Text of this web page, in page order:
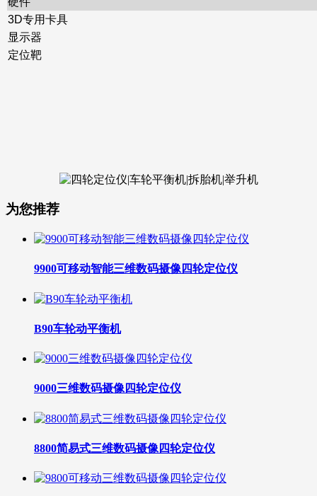
3D专用卡具
显示器
定位靶
为您推荐
9900可移动智能三维数码摄像四轮定位仪
B90车轮动平衡机
9000三维数码摄像四轮定位仪
8800简易式三维数码摄像四轮定位仪